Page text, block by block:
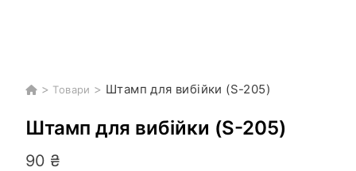
> Товари > Штамп для вибійки (S-205)
Штамп для вибійки (S-205)
90 ₴